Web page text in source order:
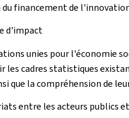
du financement de
d'impact
unies pour l'économie
les cadres statistiques
que la compréhension de
entre les acteurs publics